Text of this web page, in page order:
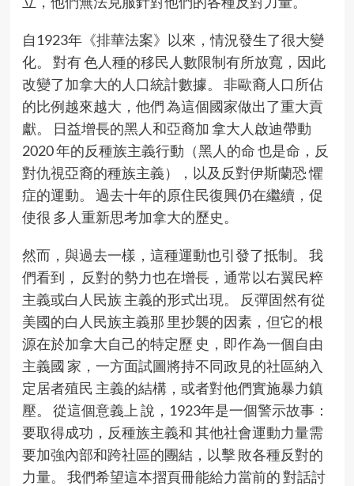
自1923年《排華法案》以來，情況發生了很大變
化。 對有 色人種的移民人數限制有所放寬，因此
改變了加拿大的人口統計數據。 非歐裔人口所佔
的比例越來越大，他們 為這個國家做出了重大貢
獻。 日益增長的黑人和亞裔加 拿大人啟迪帶動
2020 年的反種族主義行動（黑人的命 也是命，反
對仇視亞裔的種族主義），以及反對伊斯蘭恐 懼
症的運動。 過去十年的原住民復興仍在繼續，促
使很 多人重新思考加拿大的歷史。
然而，與過去一樣，這種運動也引發了抵制。 我
們看到， 反對的勢力也在增長，通常以右翼民粹
主義或白人民族 主義的形式出現。 反彈固然有從
美國的白人民族主義那 里抄襲的因素，但它的根
源在於加拿大自己的特定歷 史，即作為一個自由
主義國 家，一方面試圖將持不同政見的社區納入
定居者殖民 主義的結構，或者對他們實施暴力鎮
壓。 從這個意義上 說，1923年是一個警示故事：
要取得成功，反種族主義和 其他社會運動力量需
要加強內部和跨社區的團結，以擊 敗各種反對的
力量。 我們希望這本摺頁冊能給力當前的 對話討